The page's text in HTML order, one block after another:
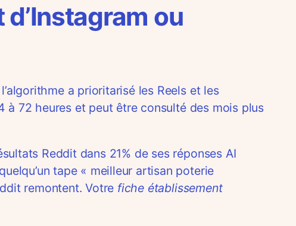
ou
a prioritarisé les Reels et les
72 heures et peut être consulté des mois plus
Reddit dans 21% de ses réponses AI
tape « meilleur artisan poterie
remontent. Votre fiche établissement